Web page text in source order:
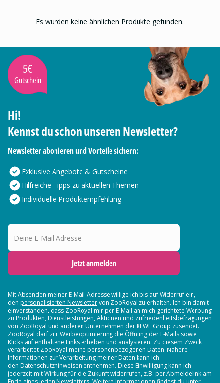
Es wurden keine ähnlichen Produkte gefunden.
5€
Gutschein
Hi!
Kennst du schon unseren Newsletter?
Newsletter abonieren und Vorteile sichern:
Exklusive Angebote & Gutscheine
Hilfreiche Tipps zu aktuellen Themen
Individuelle Produktempfehlung
Deine E-Mail Adresse
Jetzt anmelden
Mit Absenden meiner E-Mail-Adresse willige ich bis auf Widerruf ein,
den personalisierten Newslettervon ZooRoyal zu erhalten. Ich bin damit
einverstanden, dass ZooRoyal mir per E-Mail an mich gerichtete Werbung
zu Produkten, Dienstleistungen, Aktionen und Zufriedenheitsbefragungen
von ZooRoyal und anderen Unternehmen der REWE Group zusendet.
ZooRoyal darf zur Werbeoptimierung die Öffnung der E-Mails sowie
Klicks auf enthaltene Links erheben und analysieren. Zu diesem Zweck
verarbeitet ZooRoyal meine personenbezogenen Daten. Nähere
Informationen zur Verarbeitung meiner Daten kann ich
den Datenschutzhinweisen entnehmen. Diese Einwilligung kann ich
jederzeit mit Wirkung für die Zukunft widerrufen, z.B. per Abmeldelink am